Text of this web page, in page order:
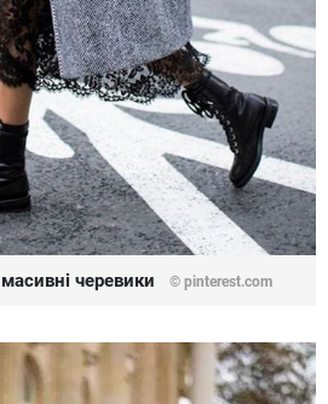
черевики © pinterest.com